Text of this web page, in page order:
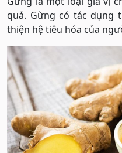
quả. Gừng có tác dụng
thiện hệ tiêu hóa của